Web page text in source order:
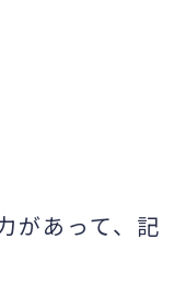
があって、記